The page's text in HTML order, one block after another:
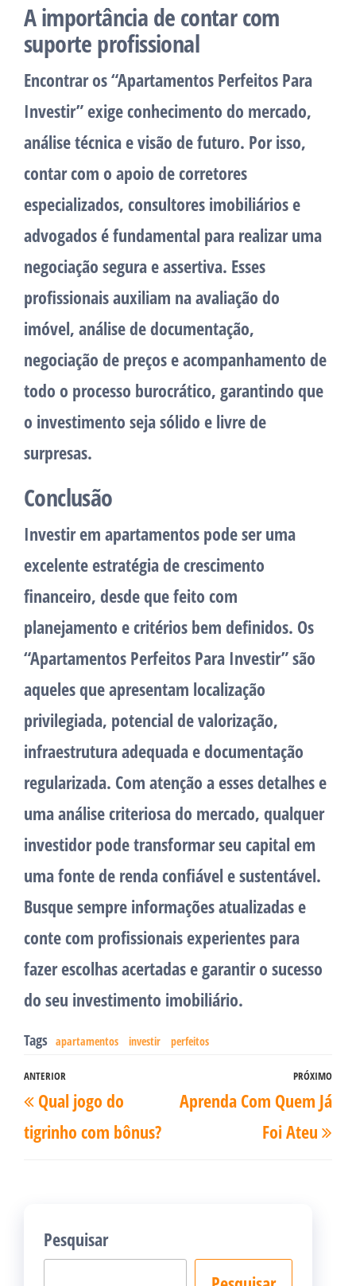
A importância de contar com
suporte profissional
Encontrar os “Apartamentos Perfeitos Para
Investir” exige conhecimento do mercado,
análise técnica e visão de futuro. Por isso,
contar com o apoio de corretores
especializados, consultores imobiliários e
advogados é fundamental para realizar uma
negociação segura e assertiva. Esses
profissionais auxiliam na avaliação do
imóvel, análise de documentação,
negociação de preços e acompanhamento de
todo o processo burocrático, garantindo que
o investimento seja sólido e livre de
surpresas.
Conclusão
Investir em apartamentos pode ser uma
excelente estratégia de crescimento
financeiro, desde que feito com
planejamento e critérios bem definidos. Os
“Apartamentos Perfeitos Para Investir” são
aqueles que apresentam localização
privilegiada, potencial de valorização,
infraestrutura adequada e documentação
regularizada. Com atenção a esses detalhes e
uma análise criteriosa do mercado, qualquer
investidor pode transformar seu capital em
uma fonte de renda confiável e sustentável.
Busque sempre informações atualizadas e
conte com profissionais experientes para
fazer escolhas acertadas e garantir o sucesso
do seu investimento imobiliário.
Tags apartamentos investir perfeitos
Navegação
de
Post
Post
anterior
ANTERIOR
Qual jogo do
tigrinho com bônus?
PRÓXIMO
Aprenda Com Quem Já
Foi Ateu
Pesquisar